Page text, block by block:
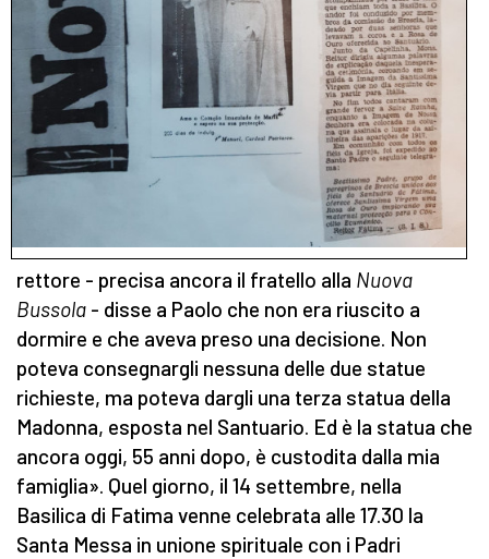
rettore - precisa ancora il fratello alla Nuova
Bussola - disse a Paolo che non era riuscito a
dormire e che aveva preso una decisione. Non
poteva consegnargli nessuna delle due statue
richieste, ma poteva dargli una terza statua della
Madonna, esposta nel Santuario. Ed è la statua che
ancora oggi, 55 anni dopo, è custodita dalla mia
famiglia». Quel giorno, il 14 settembre, nella
Basilica di Fatima venne celebrata alle 17.30 la
Santa Messa in unione spirituale con i Padri